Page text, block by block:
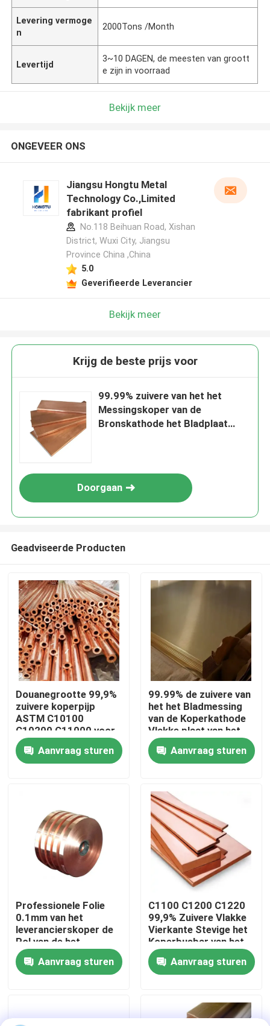
Huis
Producten
Over ons
Kwaliteitscontrole
Neem contact met ons op
Nieuws
Gevallen
Bladenroestvrij staal
Levering vermoge
n
2000Tons /Month
Levertijd
3~10 DAGEN, de meesten van groott
e zijn in voorraad
Bekijk meer
ONGEVEER ONS
Jiangsu Hongtu Metal
Technology Co.,Limited
fabrikant profiel
No.118 Beihuan Road, Xishan
District, Wuxi City, Jiangsu
Province China ,China
5.0
Geverifieerde Leverancier
Bekijk meer
Krijg de beste prijs voor
99.99% zuivere van het het
Messingskoper van de
Bronskathode het Bladplaat
Doorgaan
Geadviseerde Producten
Douanegrootte 99,9%
zuivere koperpijp
ASTM C10100
C10200 C11000 voor
de industrie
Aanvraag sturen
99.99% de zuivere van
het het Bladmessing
van de Koperkathode
Vlakke plaat van het
Bladc10100 C10200
C11000 C10300 T2
Aanvraag sturen
Professionele Folie
0.1mm van het
leverancierskoper de
Rol van de het
Koperstrook van
C2100 C2200 C2400
Aanvraag sturen
C1100 C1200 C1220
99,9% Zuivere Vlakke
Vierkante Stevige het
Koperbusbar van het
Berylliumkoper
Aanvraag sturen